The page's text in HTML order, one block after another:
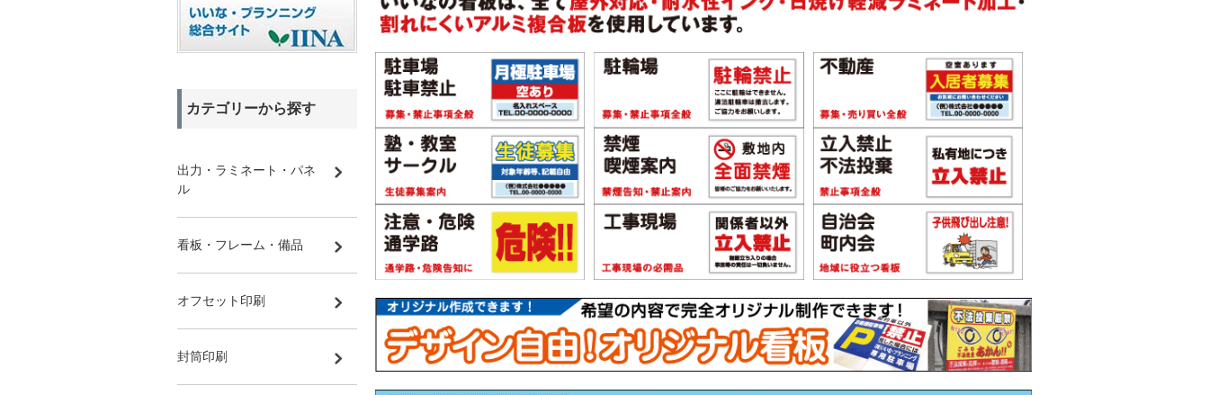
カテゴリーから探す
出力・ラミネート・パネ
ル
看板・フレーム・備品
オフセット印刷
封筒印刷